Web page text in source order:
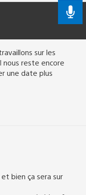
sur les
nous reste encore
une date plus
bien ça sera sur